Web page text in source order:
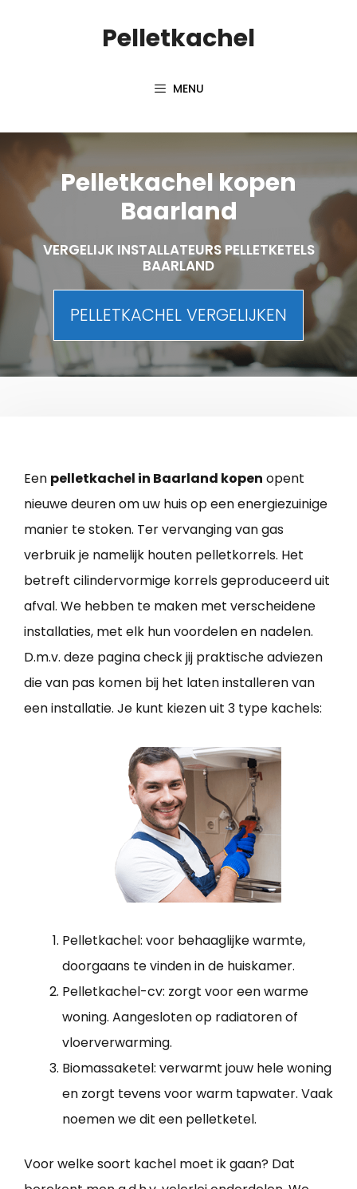
Pelletkachel
MENU
Pelletkachel kopen
Baarland
VERGELIJK INSTALLATEURS PELLETKETELS
BAARLAND
PELLETKACHEL VERGELIJKEN
Een pelletkachel in Baarland kopen opent
nieuwe deuren om uw huis op een energiezuinige
manier te stoken. Ter vervanging van gas
verbruik je namelijk houten pelletkorrels. Het
betreft cilindervormige korrels geproduceerd uit
afval. We hebben te maken met verscheidene
installaties, met elk hun voordelen en nadelen.
D.m.v. deze pagina check jij praktische adviezen
die van pas komen bij het laten installeren van
een installatie. Je kunt kiezen uit 3 type kachels:
Pelletkachel: voor behaaglijke warmte,
doorgaans te vinden in de huiskamer.
Pelletkachel-cv: zorgt voor een warme
woning. Aangesloten op radiatoren of
vloerverwarming.
Biomassaketel: verwarmt jouw hele woning
en zorgt tevens voor warm tapwater. Vaak
noemen we dit een pelletketel.
Voor welke soort kachel moet ik gaan? Dat